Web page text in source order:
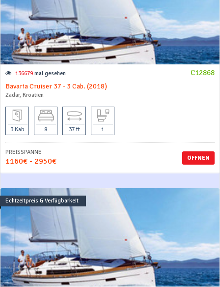
C12868
136679 mal gesehen
Bavaria Cruiser 37 - 3 Cab. (2018)
Zadar, Kroatien
3 Kab 8 37 ft 1
ÖFFNEN
PREISSPANNE
1160€ - 2950€
Echtzeitpreis & Verfügbarkeit